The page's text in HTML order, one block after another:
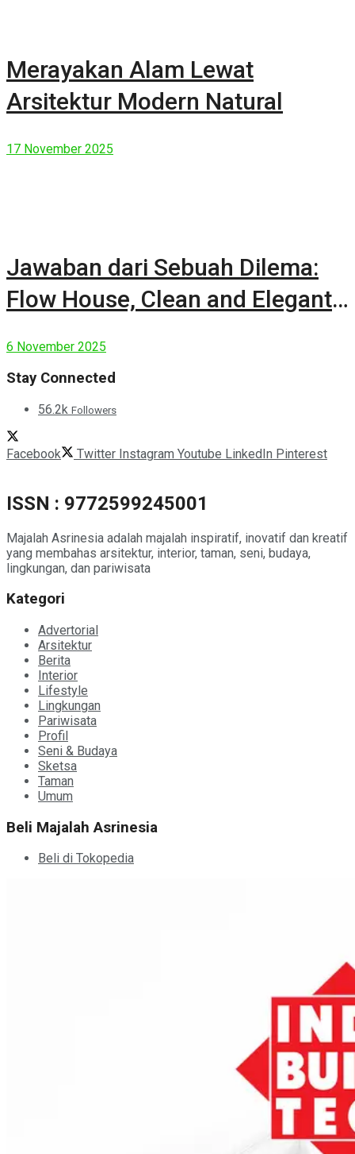
Merayakan Alam Lewat
Arsitektur Modern Natural
17 November 2025
Jawaban dari Sebuah Dilema:
Flow House, Clean and Elegant
6 November 2025
Stay Connected
56.2k Followers
Facebook Twitter Instagram Youtube LinkedIn Pinterest
ISSN : 9772599245001
Majalah Asrinesia adalah majalah inspiratif, inovatif dan kreatif
yang membahas arsitektur, interior, taman, seni, budaya,
lingkungan, dan pariwisata
Kategori
Advertorial
Arsitektur
Berita
Interior
Lifestyle
Lingkungan
Pariwisata
Profil
Seni & Budaya
Sketsa
Taman
Umum
Beli Majalah Asrinesia
Beli di Tokopedia